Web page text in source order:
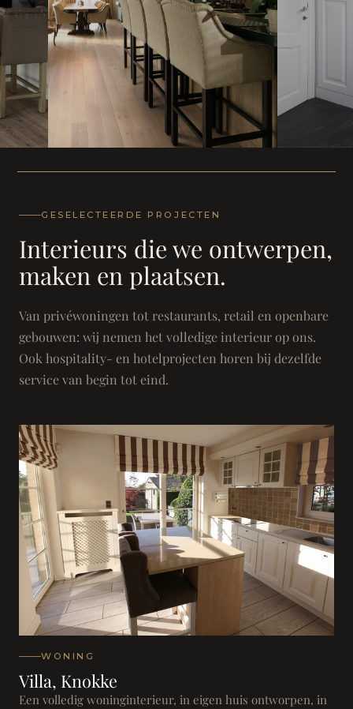
Landhuis - Grimbergen
GESELECTEERDE PROJECTEN
Interieurs die we ontwerpen,
maken en plaatsen.
Van privéwoningen tot restaurants, retail en openbare
gebouwen: wij nemen het volledige interieur op ons.
Ook hospitality- en hotelprojecten horen bij dezelfde
service van begin tot eind.
WONING
Villa, Knokke
Een volledig woninginterieur, in eigen huis ontworpen, in